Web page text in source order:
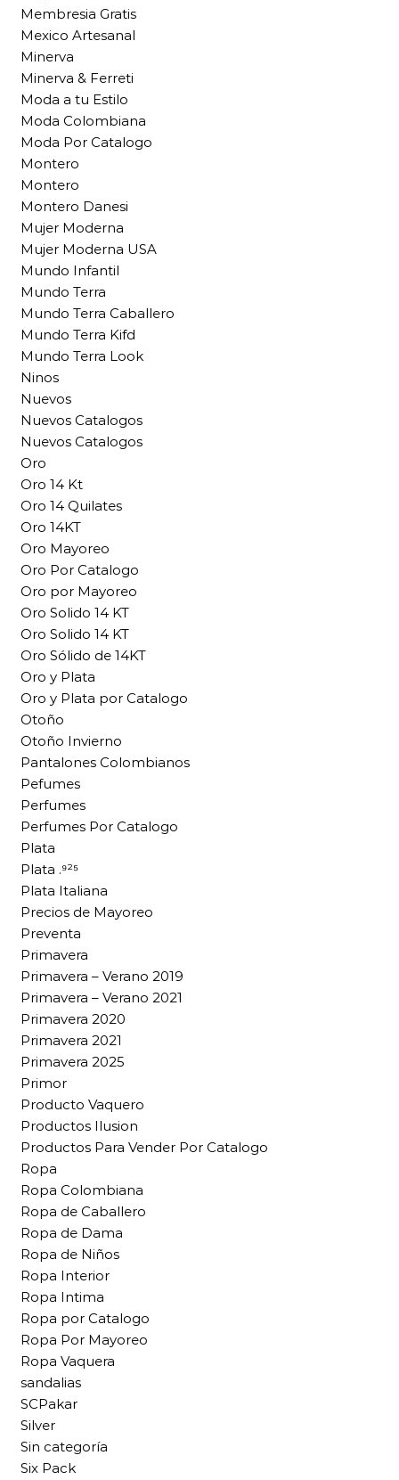
Membresia Gratis
Mexico Artesanal
Minerva
Minerva & Ferreti
Moda a tu Estilo
Moda Colombiana
Moda Por Catalogo
Montero
Montero
Montero Danesi
Mujer Moderna
Mujer Moderna USA
Mundo Infantil
Mundo Terra
Mundo Terra Caballero
Mundo Terra Kifd
Mundo Terra Look
Ninos
Nuevos
Nuevos Catalogos
Nuevos Catalogos
Oro
Oro 14 Kt
Oro 14 Quilates
Oro 14KT
Oro Mayoreo
Oro Por Catalogo
Oro por Mayoreo
Oro Solido 14 KT
Oro Solido 14 KT
Oro Sólido de 14KT
Oro y Plata
Oro y Plata por Catalogo
Otoño
Otoño Invierno
Pantalones Colombianos
Pefumes
Perfumes
Perfumes Por Catalogo
Plata
Plata .⁹²⁵
Plata Italiana
Precios de Mayoreo
Preventa
Primavera
Primavera – Verano 2019
Primavera – Verano 2021
Primavera 2020
Primavera 2021
Primavera 2025
Primor
Producto Vaquero
Productos Ilusion
Productos Para Vender Por Catalogo
Ropa
Ropa Colombiana
Ropa de Caballero
Ropa de Dama
Ropa de Niños
Ropa Interior
Ropa Intima
Ropa por Catalogo
Ropa Por Mayoreo
Ropa Vaquera
sandalias
SCPakar
Silver
Sin categoría
Six Pack